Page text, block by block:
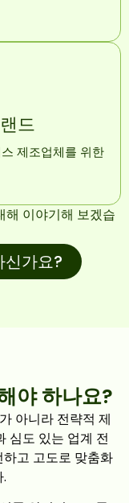
드
제조업체를 위한
해 이야기해 보겠습
신가요?
야 하나요?
아니라 전략적 제
심도 있는 업계 전
고 고도로 맞춤화